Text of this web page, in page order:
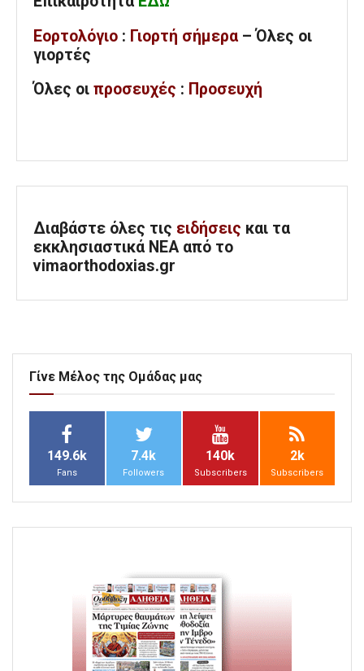
Εορτολόγιο : Γιορτή σήμερα – Όλες οι
γιορτές
Όλες οι προσευχές : Προσευχή
Διαβάστε όλες τις ειδήσεις και τα
εκκλησιαστικά ΝΕΑ από το
vimaorthodoxias.gr
Γίνε Μέλος της Ομάδας μας
149.6k
Fans
7.4k
Followers
140k
Subscribers
2k
Subscribers